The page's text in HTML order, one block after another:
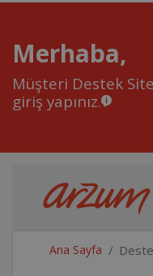
Merhaba,
Müşteri Destek
giriş yapınız.
Ana Sayfa